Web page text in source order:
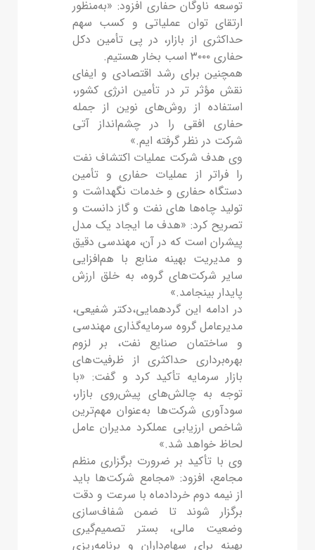
توسعه ناوگان حفاری افزود: «به‌منظور
ارتقای توان عملیاتی و کسب سهم
حداکثری از بازار، در پی تأمین دکل
حفاری ۳۰۰۰ اسب بخار هستیم.
همچنین برای رشد اقتصادی و ایفای
نقش مؤثر تر در تأمین انرژی کشور،
استفاده از روش‌های نوین از جمله
حفاری افقی را در چشم‌انداز آتی
شرکت در نظر گرفته ایم.»
وی هدف شرکت عملیات اکتشاف نفت
را فراتر از عملیات حفاری و تأمین
دستگاه حفاری و خدمات نگهداشت و
تولید چاه‌ها های نفت و گاز دانست و
تصریح کرد: «هدف ما ایجاد یک مدل
پیشران است که در آن، مهندسی دقیق
و مدیریت بهینه منابع با هم‌افزایی
سایر شرکت‌های گروه، به خلق ارزش
پایدار بینجامد.»
در ادامه این گردهمایی،دکتر شفیعی،
مدیرعامل گروه سرمایه‌گذاری مهندسی
و ساختمان صنایع نفت، بر لزوم
بهره‌برداری حداکثری از ظرفیت‌های
بازار سرمایه تأکید کرد و گفت: «با
توجه به چالش‌های پیش‌روی بازار،
سودآوری شرکت‌ها به‌عنوان مهم‌ترین
شاخص ارزیابی عملکرد مدیران عامل
لحاظ خواهد شد.»
وی با تأکید بر ضرورت برگزاری منظم
مجامع، افزود: «مجامع شرکت‌ها باید
از نیمه دوم خردادماه با سرعت و دقت
برگزار شوند تا ضمن شفاف‌سازی
وضعیت مالی، بستر تصمیم‌گیری
بهینه برای سهام‌داران و برنامه‌ریزی